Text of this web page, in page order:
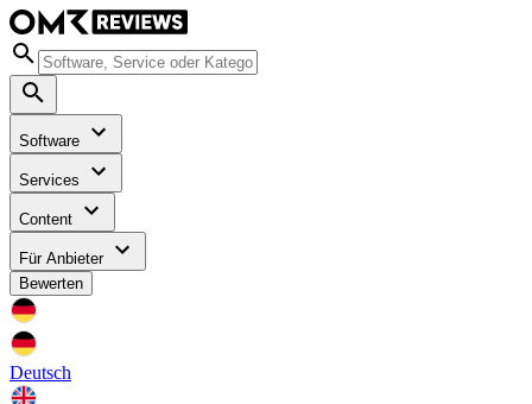
Software
Services
Content
Für Anbieter
Bewerten
Deutsch